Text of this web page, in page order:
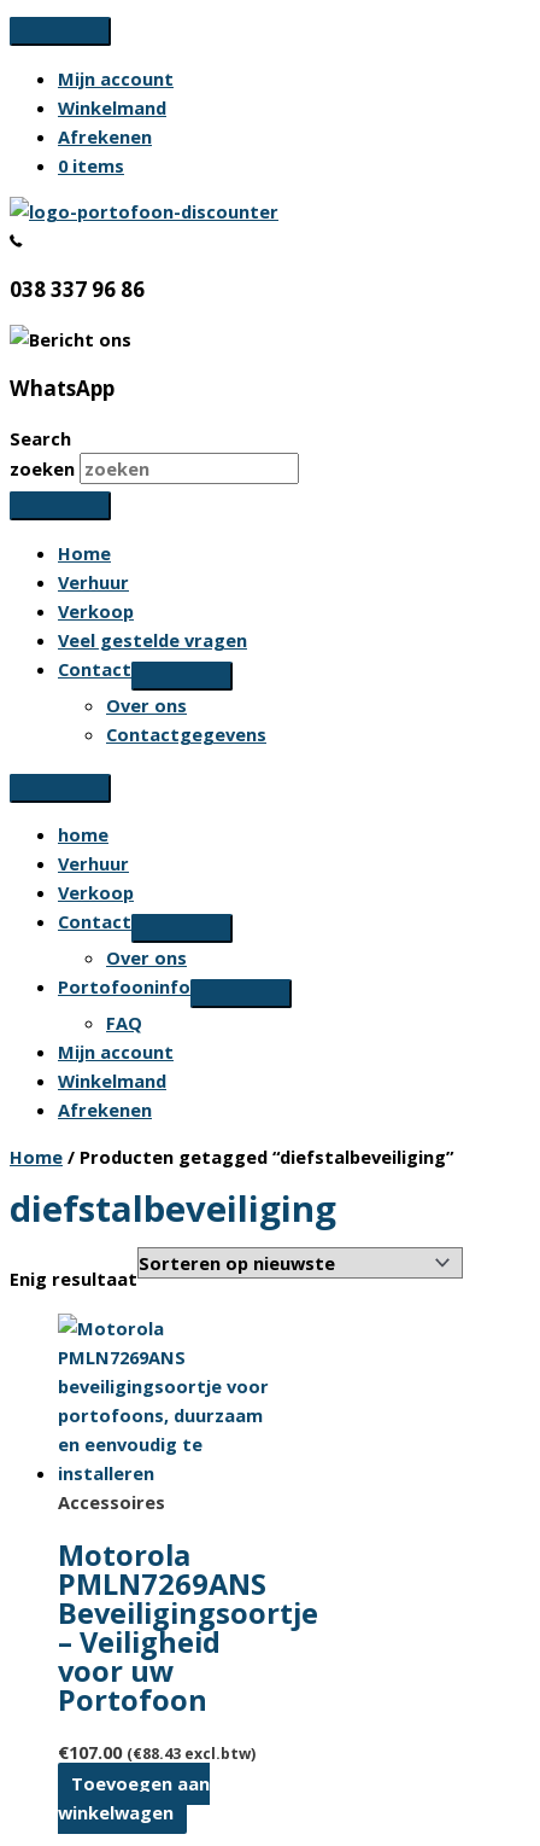
Ga
naar
inhoud
Mijn account
Winkelmand
Afrekenen
0 items
038 337 96 86
WhatsApp
Search
zoeken
Home
Verhuur
Verkoop
Veel gestelde vragen
Contact
Over ons
Contactgegevens
home
Verhuur
Verkoop
Contact
Over ons
Portofooninfo
FAQ
Mijn account
Winkelmand
Afrekenen
Home / Producten getagged “diefstalbeveiliging”
diefstalbeveiliging
Enig resultaat
Accessoires
Motorola
PMLN7269ANS
Beveiligingsoortje
– Veiligheid
voor uw
Portofoon
€107.00 (€88.43 excl.btw)
Toevoegen aan
winkelwagen